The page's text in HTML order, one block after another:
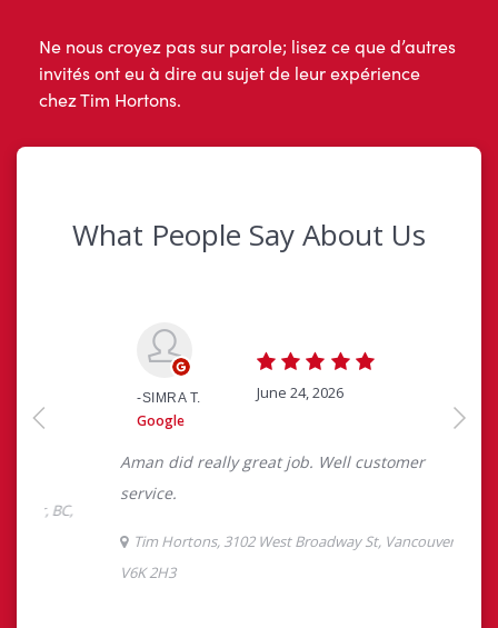
Ne nous croyez pas sur parole; lisez ce que d’autres
invités ont eu à dire au sujet de leur expérience
chez Tim Hortons.